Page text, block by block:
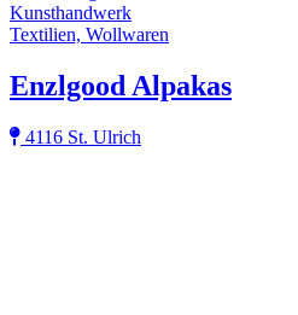
Kunsthandwerk
Textilien, Wollwaren
Enzlgood Alpakas
4116 St. Ulrich